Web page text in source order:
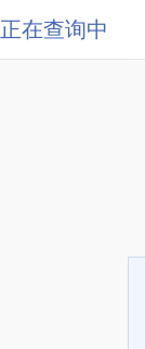
正在查询中